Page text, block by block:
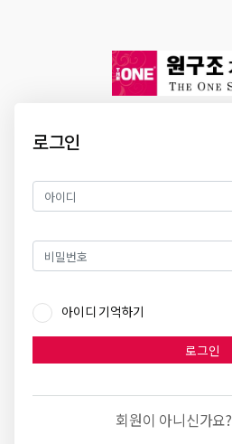
로그인
아이디 기억하기
로그인
회원이 아니신가요?